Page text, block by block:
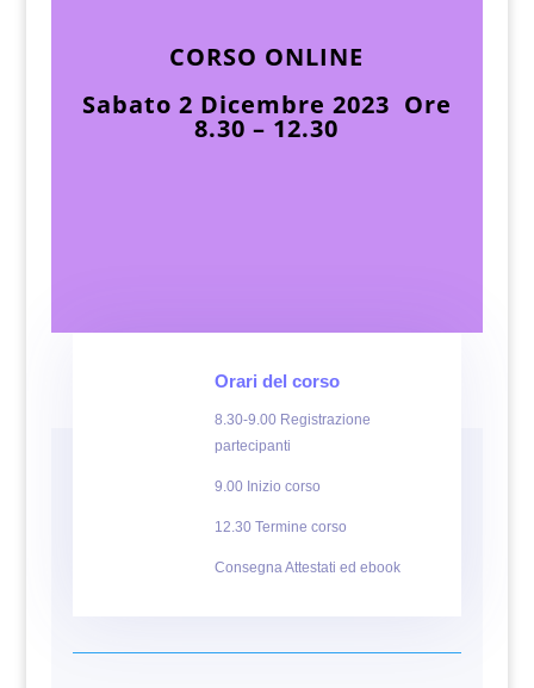
CORSO ONLINE
Sabato 2 Dicembre 2023 Ore
8.30 – 12.30
Orari del corso
8.30-9.00 Registrazione
partecipanti
9.00 Inizio corso
12.30 Termine corso
Consegna Attestati ed ebook